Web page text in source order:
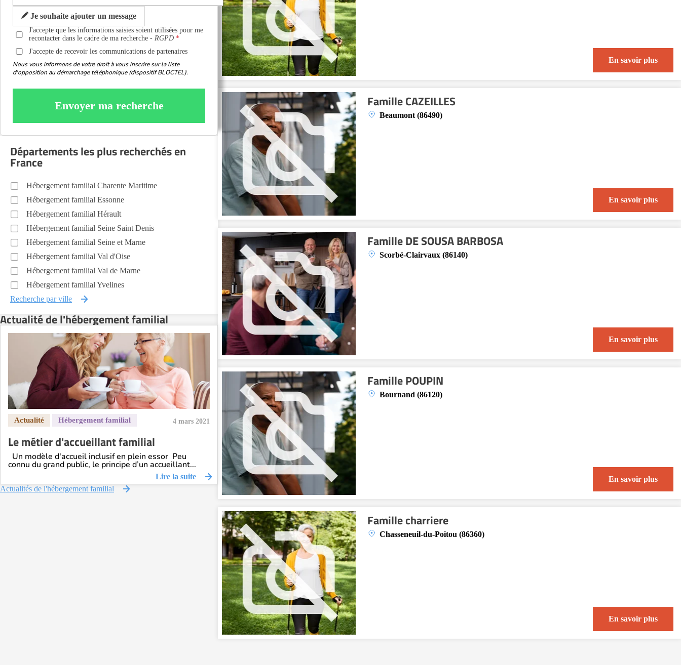
En savoir plus
Famille CAZEILLES
Beaumont (86490)
En savoir plus
Famille DE SOUSA BARBOSA
Scorbé-Clairvaux (86140)
En savoir plus
Famille POUPIN
Bournand (86120)
En savoir plus
Famille charriere
Chasseneuil-du-Poitou (86360)
En savoir plus
Je souhaite ajouter un message
J'accepte que les informations saisies soient utilisées pour me
recontacter dans le cadre de ma recherche -RGPD
J'accepte de recevoir les communications de partenaires
Nous vous informons de votre droit à vous inscrire sur la liste
d'opposition au démarchage téléphonique (dispositif BLOCTEL).
Envoyer ma recherche
Départements les plus recherchés en
France
Hébergement familial Charente Maritime
Hébergement familial Essonne
Hébergement familial Hérault
Hébergement familial Seine Saint Denis
Hébergement familial Seine et Marne
Hébergement familial Val d'Oise
Hébergement familial Val de Marne
Hébergement familial Yvelines
Recherche par ville
Actualité de l'hébergement familial
4 mars 2021
Le métier d'accueillant familial
Un modèle d'accueil inclusif en plein essor Peu
connu du grand public, le principe d’un accueillant...
Lire la suite
Actualités de l'hébergement familial